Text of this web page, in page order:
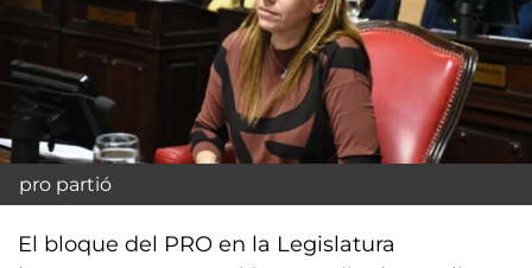
pro partió
El bloque del PRO en la Legislatura